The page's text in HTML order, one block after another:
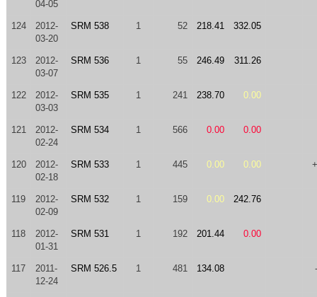
04-05
124
2012-
03-20
SRM 538 1 52 218.41 332.05
123
2012-
03-07
SRM 536 1 55 246.49 311.26
122
2012-
03-03
SRM 535 1 241 238.70 0.00
121
2012-
02-24
SRM 534 1 566 0.00 0.00
120
2012-
02-18
SRM 533 1 445 0.00 0.00
119
2012-
02-09
SRM 532 1 159 0.00 242.76
118
2012-
01-31
SRM 531 1 192 201.44 0.00
117
2011-
12-24
SRM 526.5 1 481 134.08